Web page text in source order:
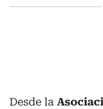
Desde la